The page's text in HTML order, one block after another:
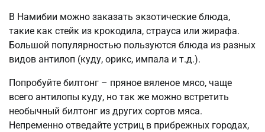
В Намибии можно заказать экзотические блюда,
такие как стейк из крокодила, страуса или жирафа.
Большой популярностью пользуются блюда из разных
видов антилоп (куду, орикс, импала и т.д.).
Попробуйте билтонг – пряное вяленое мясо, чаще
всего антилопы куду, но так же можно встретить
необычный билтонг из других сортов мяса.
Непременно отведайте устриц в прибрежных городах,